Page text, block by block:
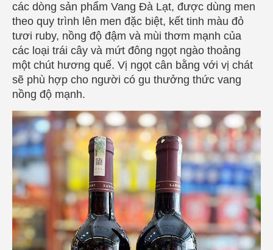
các dòng sản phẩm Vang Đà Lạt, được dùng men
theo quy trình lên men đặc biệt, kết tinh màu đỏ
tươi ruby, nồng độ đậm và mùi thơm mạnh của
các loại trái cây và mứt đông ngọt ngào thoảng
một chút hương quế. Vị ngọt cân bằng với vị chát
sẽ phù hợp cho người có gu thưởng thức vang
nồng độ mạnh.